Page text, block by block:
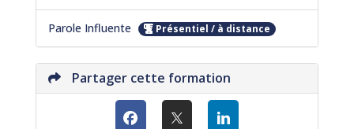
Parole Influente Présentiel / à distance
Partager cette formation